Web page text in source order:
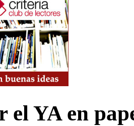
el YA en